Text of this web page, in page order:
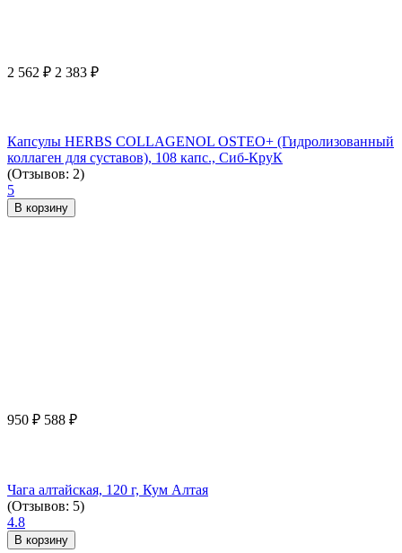
2 562 ₽ 2 383 ₽
Капсулы HERBS COLLAGENOL OSTEO+ (Гидролизованный
коллаген для суставов), 108 капс., Сиб-КруК
(Отзывов: 2)
5
В корзину
950 ₽ 588 ₽
Чага алтайская, 120 г, Кум Алтая
(Отзывов: 5)
4.8
В корзину